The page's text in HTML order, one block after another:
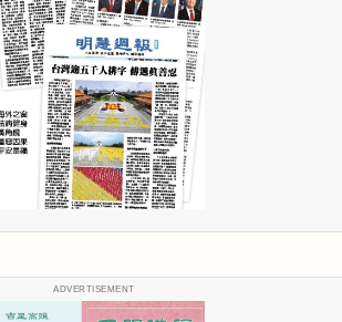
ADVERTISEMENT